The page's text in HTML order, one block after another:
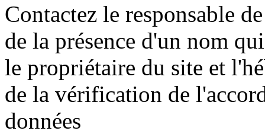
Contactez le responsable
de la présence d'un nom
le propriétaire du site et
de la vérification de
données